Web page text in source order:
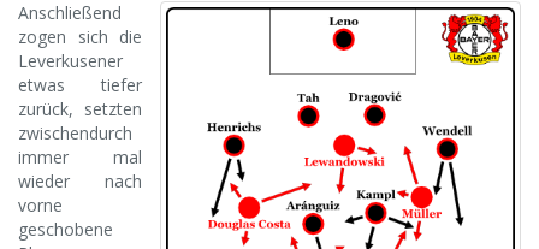
Anschließend
zogen sich die
Leverkusener
etwas tiefer
zurück, setzten
zwischendurch
immer mal
wieder nach
vorne
geschobene